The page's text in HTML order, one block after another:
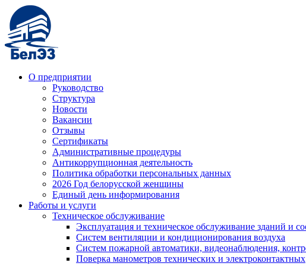
О предприятии
Руководство
Структура
Новости
Вакансии
Отзывы
Сертификаты
Административные процедуры
Антикоррупционная деятельность
Политика обработки персональных данных
2026 Год белорусской женщины
Единый день информирования
Работы и услуги
Техническое обслуживание
Эксплуатация и техническое обслуживание зданий и
Систем вентиляции и кондиционирования воздуха
Систем пожарной автоматики, видеонаблюдения,
Поверка манометров технических и электроконтактных